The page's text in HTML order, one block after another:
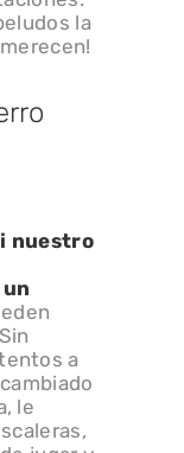
la
nuestro
a
le